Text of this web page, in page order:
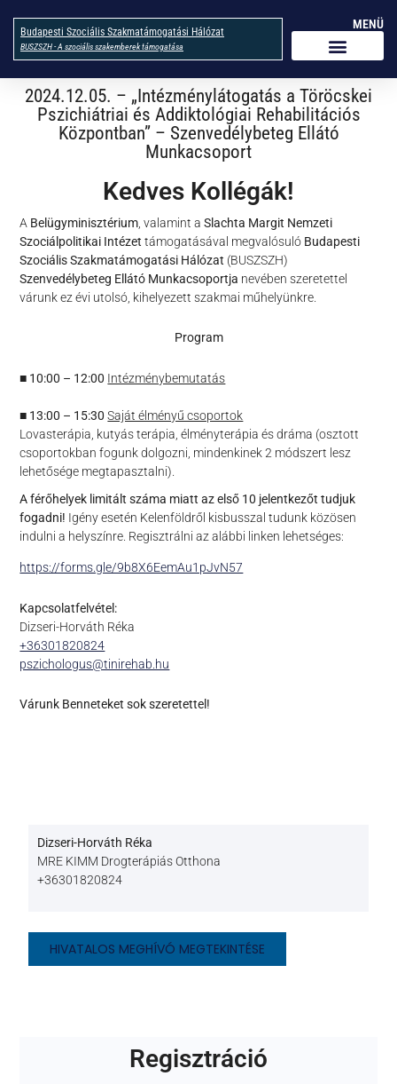
Budapesti Szociális Szakmatámogatási Hálózat
BUSZSZH - A szociális szakemberek támogatása
MENÜ
2024.12.05. – „Intézménylátogatás a Töröcskei
Pszichiátriai és Addiktológiai Rehabilitációs
Központban” – Szenvedélybeteg Ellátó
Munkacsoport
Kedves Kollégák!
A Belügyminisztérium , valamint aSlachta Margit Nemzeti
Szociálpolitikai Intézettámogatásával megvalósuló Budapesti
Szociális Szakmatámogatási Hálózat (BUSZSZH)
Szenvedélybeteg Ellátó Munkacsoportja nevében szeretettel
várunk ez évi utolsó, kihelyezett szakmai műhelyünkre.
Program
■ 10:00 – 12:00 Intézménybemutatás
■ 13:00 – 15:30 Saját élményű csoportok
Lovasterápia, kutyás terápia, élményterápia és dráma (osztott
csoportokban fogunk dolgozni, mindenkinek 2 módszert lesz
lehetősége megtapasztalni)
A férőhelyek limitált száma miatt az első 10 jelentkezőt tudjuk
fogadni! Igény esetén Kelenföldről kisbusszal tudunk közösen
indulni a helyszínre. Regisztrálni az alábbi linken lehetséges:
https://forms.gle/9b8X6EemAu1pJvN57
Kapcsolatfelvétel:
Dizseri-Horváth Réka
+36301820824
pszichologus@tinirehab.hu
Várunk Benneteket sok szeretettel!
Dizseri-Horváth Réka
MRE KIMM Drogterápiás Otthona
+36301820824
HIVATALOS MEGHÍVÓ MEGTEKINTÉSE
Regisztráció